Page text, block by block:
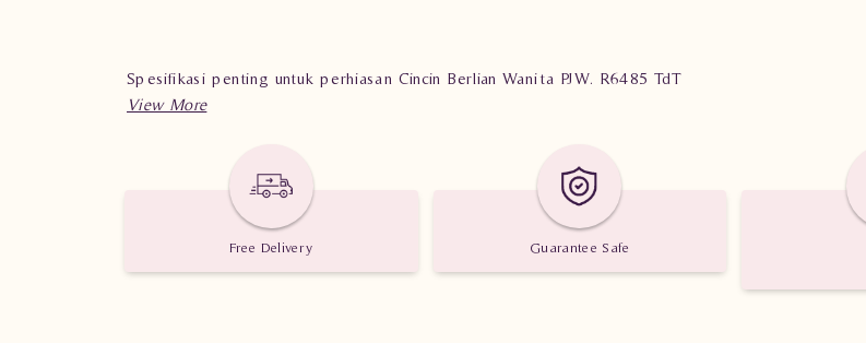
Spesifikasi penting untuk perhiasan Cincin Berlian Wanita PJW. R6485 TdT
Nilai karat: 0.480 karat
Free Delivery Guarantee Safe